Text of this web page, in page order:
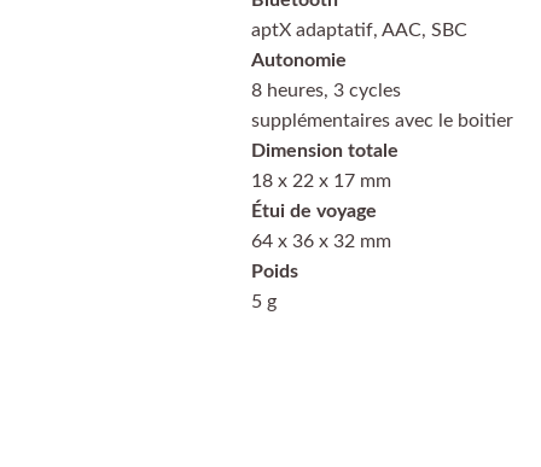
aptX adaptatif, AAC, SBC
Autonomie
8 heures, 3 cycles
supplémentaires avec le boitier
Dimension totale
18 x 22 x 17 mm
Étui de voyage
64 x 36 x 32 mm
Poids
5 g